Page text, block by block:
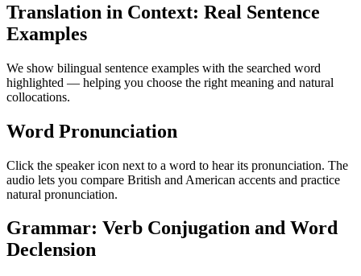
Translation in Context: Real Sentence
Examples
We show bilingual sentence examples with the searched word
highlighted — helping you choose the right meaning and natural
collocations.
Word Pronunciation
Click the speaker icon next to a word to hear its pronunciation. The
audio lets you compare British and American accents and practice
natural pronunciation.
Grammar: Verb Conjugation and Word
Declension